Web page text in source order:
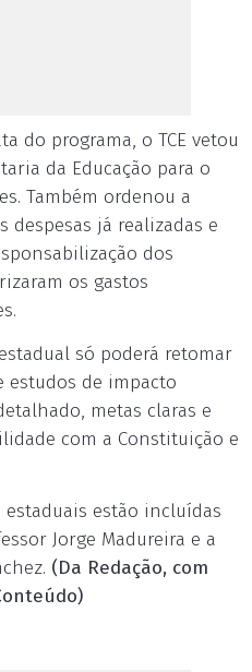
do programa, o TCE vetou
da Educação para o
Também ordenou a
despesas já realizadas e
dos
os gastos
só poderá retomar
estudos de impacto
metas claras e
com a Constituição e
estaduais estão incluídas
Jorge Madureira e a
(Da Redação, com